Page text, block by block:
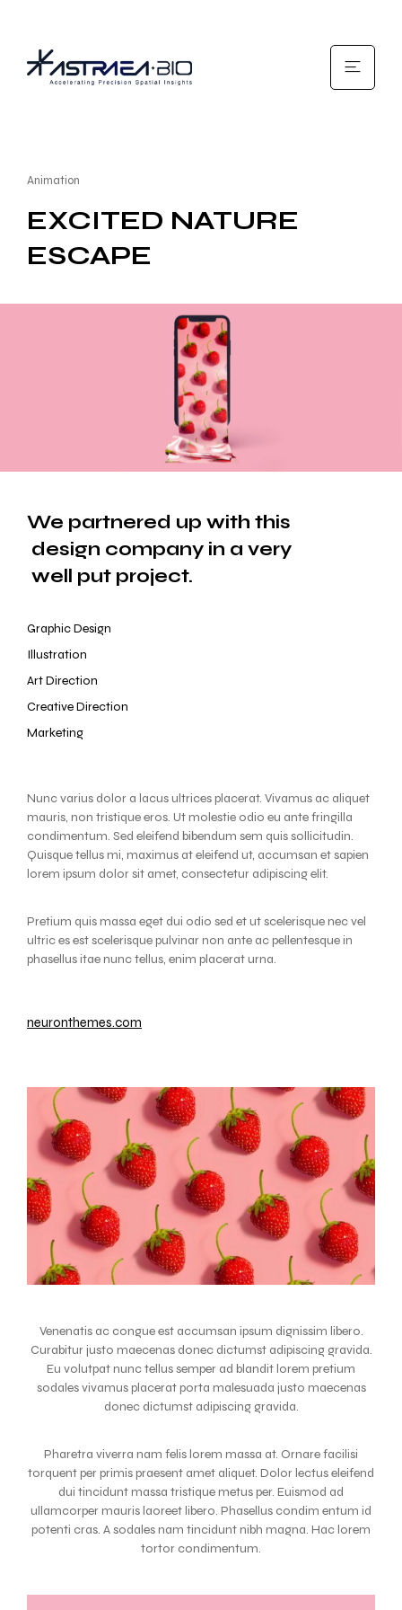
Animation
EXCITED NATURE
ESCAPE
We partnered up with this
design company in a very
well put project.
Graphic Design
Illustration
Art Direction
Creative Direction
Marketing
Nunc varius dolor a lacus ultrices placerat. Vivamus ac aliquet
mauris, non tristique eros. Ut molestie odio eu ante fringilla
condimentum. Sed eleifend bibendum sem quis sollicitudin.
Quisque tellus mi, maximus at eleifend ut, accumsan et sapien
lorem ipsum dolor sit amet, consectetur adipiscing elit.
Pretium quis massa eget dui odio sed et ut scelerisque nec vel
ultric es est scelerisque pulvinar non ante ac pellentesque in
phasellus itae nunc tellus, enim placerat urna.
neuronthemes.com
Venenatis ac congue est accumsan ipsum dignissim libero.
Curabitur justo maecenas donec dictumst adipiscing gravida.
Eu volutpat nunc tellus semper ad blandit lorem pretium
sodales vivamus placerat porta malesuada justo maecenas
donec dictumst adipiscing gravida.
Pharetra viverra nam felis lorem massa at. Ornare facilisi
torquent per primis praesent amet aliquet. Dolor lectus eleifend
dui tincidunt massa tristique metus per. Euismod ad
ullamcorper mauris laoreet libero. Phasellus condim entum id
potenti cras. A sodales nam tincidunt nibh magna. Hac lorem
tortor condimentum.